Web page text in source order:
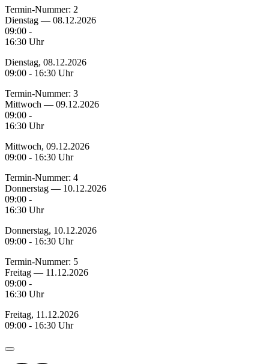
Termin-Nummer: 2
Dienstag — 08.12.2026
09:00 -
16:30 Uhr
Dienstag, 08.12.2026
09:00 - 16:30 Uhr
Termin-Nummer: 3
Mittwoch — 09.12.2026
09:00 -
16:30 Uhr
Mittwoch, 09.12.2026
09:00 - 16:30 Uhr
Termin-Nummer: 4
Donnerstag — 10.12.2026
09:00 -
16:30 Uhr
Donnerstag, 10.12.2026
09:00 - 16:30 Uhr
Termin-Nummer: 5
Freitag — 11.12.2026
09:00 -
16:30 Uhr
Freitag, 11.12.2026
09:00 - 16:30 Uhr